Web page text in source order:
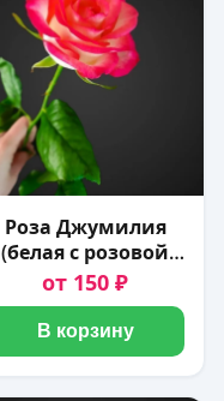
Роза Джумилия
(белая с розовой
окантовкой)
от 150 ₽
В корзину